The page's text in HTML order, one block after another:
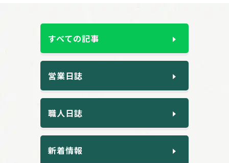
すべての記事
営業日誌
職人日誌
新着情報